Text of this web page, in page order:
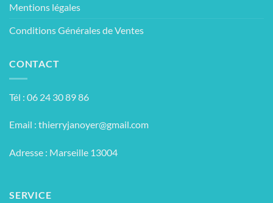
Mentions légales
Conditions Générales de Ventes
CONTACT
Tél : 06 24 30 89 86
Email : thierryjanoyer@gmail.com
Adresse : Marseille 13004
SERVICE